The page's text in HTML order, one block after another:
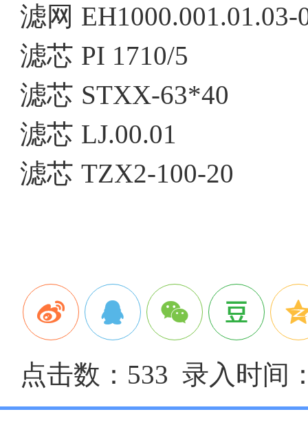
滤网 EH1000.001.01.03-
滤芯 PI 1710/5
滤芯 STXX-63*40
滤芯 LJ.00.01
滤芯 TZX2-100-20
点击数：533 录入时间